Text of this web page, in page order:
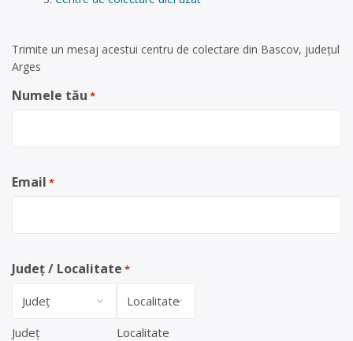
Trimite un mesaj acestui centru de colectare din Bascov, județul
Arges
Numele tău *
Email *
Județ / Localitate *
Județ Localitate